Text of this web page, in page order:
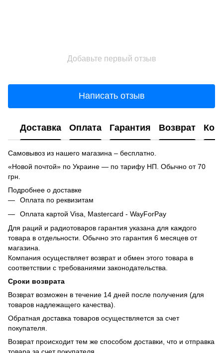
Добавьте первый отзыв
Написать отзыв
Доставка Оплата Гарантия Возврат
Самовывоз из нашего магазина – бесплатно.
«Новой почтой» по Украине — по тарифу НП. Обычно от 70
грн.
Подробнее о доставке
Оплата по реквизитам
Оплата картой Visa, Mastercard - WayForPay
Для раций и радиотоваров гарантия указана для каждого
товара в отдельности. Обычно это гарантия 6 месяцев от
магазина.
Компания осуществляет возврат и обмен этого товара в
соответствии с требованиями законодательства.
Сроки возврата
Возврат возможен в течение 14 дней после получения (для
товаров надлежащего качества).
Обратная доставка товаров осуществляется за счет
покупателя.
Возврат происходит тем же способом доставки, что и отправка